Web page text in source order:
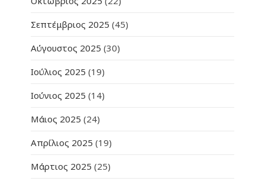
Σεπτέμβριος 2025 (45)
Αύγουστος 2025 (30)
Ιούλιος 2025 (19)
Ιούνιος 2025 (14)
Μάιος 2025 (24)
Απρίλιος 2025 (19)
Μάρτιος 2025 (25)